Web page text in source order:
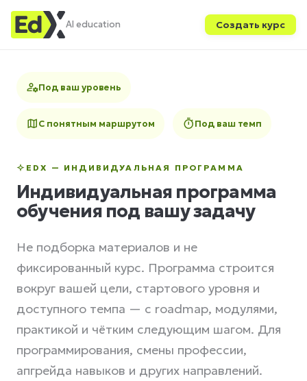
AI education Создать курс
Под ваш уровень
С понятным маршрутом Под ваш темп
EDX — ИНДИВИДУАЛЬНАЯ ПРОГРАММА
Индивидуальная программа
обучения под вашу задачу
Не подборка материалов и не
фиксированный курс. Программа строится
вокруг вашей цели, стартового уровня и
доступного темпа — с roadmap, модулями,
практикой и чётким следующим шагом. Для
программирования, смены профессии,
апгрейда навыков и других направлений.